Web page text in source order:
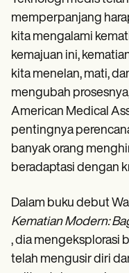
memperpanjang
kita mengalami
kemajuan ini,
kita menelan, mati,
mengubah
American Medical
pentingnya
banyak orang
beradaptasi dengan
Dalam buku debut
Kematian Modern:
, dia mengeksplorasi
telah mengusir diri